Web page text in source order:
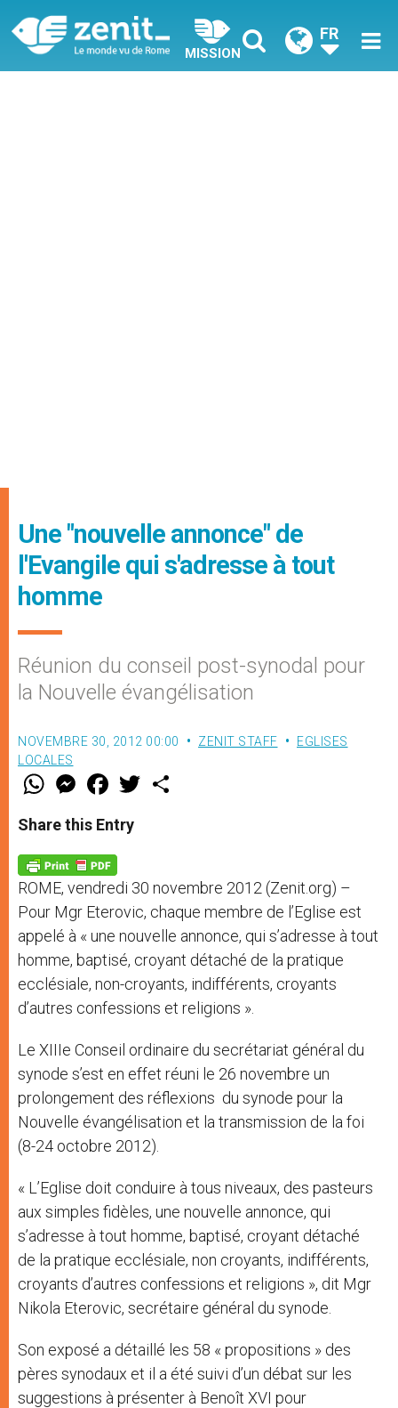
MISSION
FR
Une "nouvelle annonce" de
l'Evangile qui s'adresse à tout
homme
Réunion du conseil post-synodal pour
la Nouvelle évangélisation
NOVEMBRE 30, 2012 00:00 ZENIT STAFF
EGLISES
LOCALES
W
t
s
p
p
M
e
s
e
g
e
r
F
a
e
b
o
k
w
Share this Entry
ROME, vendredi 30 novembre 2012 (Zenit.org) –
Pour Mgr Eterovic, chaque membre de l’Eglise est
appelé à « une nouvelle annonce, qui s’adresse à tout
homme, baptisé, croyant détaché de la pratique
ecclésiale, non-croyants, indifférents, croyants
d’autres confessions et religions ».
Le XIIIe Conseil ordinaire du secrétariat général du
synode s’est en effet réuni le 26 novembre un
prolongement des réflexions du synode pour la
Nouvelle évangélisation et la transmission de la foi
(8-24 octobre 2012).
« L’Eglise doit conduire à tous niveaux, des pasteurs
aux simples fidèles, une nouvelle annonce, qui
s’adresse à tout homme, baptisé, croyant détaché
de la pratique ecclésiale, non croyants, indifférents,
croyants d’autres confessions et religions », dit Mgr
Nikola Eterovic, secrétaire général du synode.
Son exposé a détaillé les 58 « propositions » des
pères synodaux et il a été suivi d’un débat sur les
suggestions à présenter à Benoît XVI pour